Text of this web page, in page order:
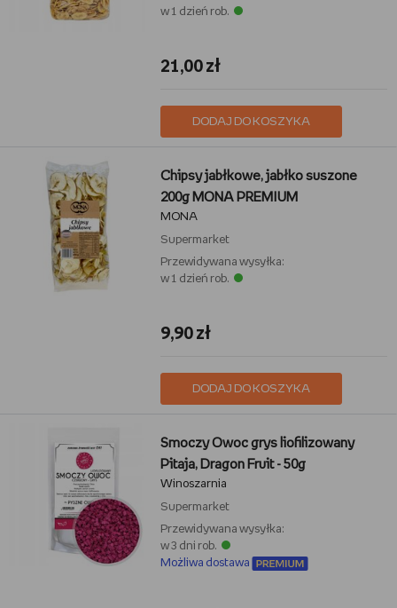
w 1 dzień rob.
21,00 zł
DODAJ DO KOSZYKA
Chipsy jabłkowe, jabłko suszone
200g MONA PREMIUM
MONA
Supermarket
Przewidywana wysyłka:
w 1 dzień rob.
9,90 zł
DODAJ DO KOSZYKA
Smoczy Owoc grys liofilizowany
Pitaja, Dragon Fruit - 50g
Winoszarnia
Supermarket
Przewidywana wysyłka:
w 3 dni rob.
Możliwa dostawa